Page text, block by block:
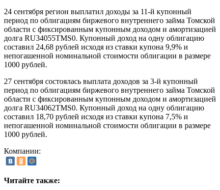
24 сентября регион выплатил доходы за 11-й купонный
период по облигациям биржевого внутреннего займа Томской
области с фиксированным купонным доходом и амортизацией
долга RU34055TMS0. Купонный доход на одну облигацию
составил 24,68 рублей исходя из ставки купона 9,9% и
непогашенной номинальной стоимости облигации в размере
1000 рублей.
27 сентября состоялась выплата доходов за 3-й купонный
период по облигациям биржевого внутреннего займа Томской
области с фиксированным купонным доходом и амортизацией
долга RU34062TMS0. Купонный доход на одну облигацию
составил 18,70 рублей исходя из ставки купона 7,5% и
непогашенной номинальной стоимости облигации в размере
1000 рублей.
Компании:
Читайте также: